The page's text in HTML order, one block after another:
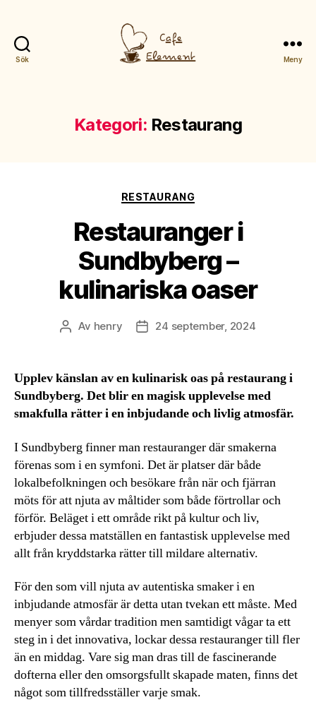
Sök Meny
Kategori: Restaurang
Kategorier
RESTAURANG
Restauranger i
Sundbyberg –
kulinariska oaser
Inläggsförfattare
Av henry Inläggsdatum
24 september, 2024
Upplev känslan av en kulinarisk oas på restaurang i
Sundbyberg. Det blir en magisk upplevelse med
smakfulla rätter i en inbjudande och livlig atmosfär.
I Sundbyberg finner man restauranger där smakerna
förenas som i en symfoni. Det är platser där både
lokalbefolkningen och besökare från när och fjärran
möts för att njuta av måltider som både förtrollar och
förför. Beläget i ett område rikt på kultur och liv,
erbjuder dessa matställen en fantastisk upplevelse med
allt från kryddstarka rätter till mildare alternativ.
För den som vill njuta av autentiska smaker i en
inbjudande atmosfär är detta utan tvekan ett måste. Med
menyer som vårdar tradition men samtidigt vågar ta ett
steg in i det innovativa, lockar dessa restauranger till fler
än en middag. Vare sig man dras till de fascinerande
dofterna eller den omsorgsfullt skapade maten, finns det
något som tillfredsställer varje smak.